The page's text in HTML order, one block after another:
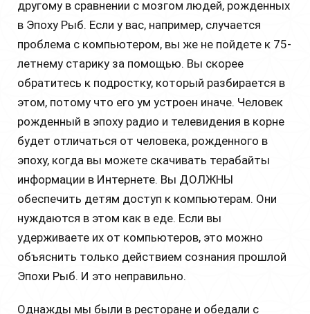
другому в сравнении с мозгом людей, рожденных
в Эпоху Рыб. Если у вас, например, случается
проблема с компьютером, вы же не пойдете к 75-
летнему старику за помощью. Вы скорее
обратитесь к подростку, который разбирается в
этом, потому что его ум устроен иначе. Человек
рожденный в эпоху радио и телевидения в корне
будет отличаться от человека, рожденного в
эпоху, когда вы можете скачивать терабайты
информации в Интернете. Вы ДОЛЖНЫ
обеспечить детям доступ к компьютерам. Они
нуждаются в этом как в еде. Если вы
удерживаете их от компьютеров, это можно
объяснить только действием сознания прошлой
Эпохи Рыб. И это неправильно.
Однажды мы были в ресторане и обедали с